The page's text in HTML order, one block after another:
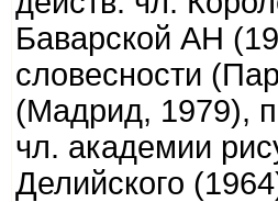
Баварской АН
словесности
(Мадрид, 1979),
чл. академии
Делийского